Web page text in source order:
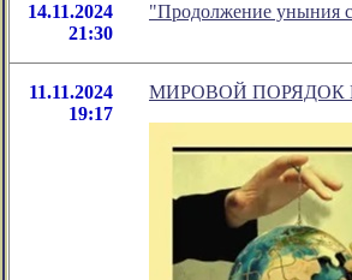
14.11.2024
21:30
"Продолжение уныния
11.11.2024
19:17
МИРОВОЙ ПОРЯДОК